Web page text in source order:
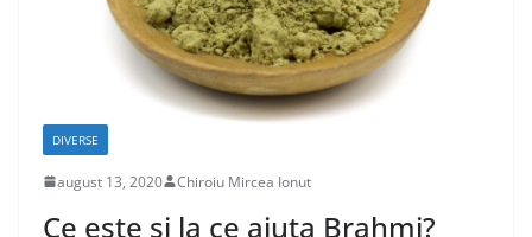
DIVERSE
august 13, 2020 Chiroiu Mircea Ionut
Ce este si la ce ajuta Brahmi?